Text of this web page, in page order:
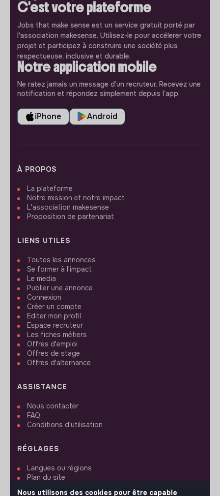
C'est votre plateforme
Jobs that make sense est un service gratuit porté par
l'association makesense. Utilisez-le pour accélerer votre
projet et participez à construire une société plus
respectueuse, inclusive et durable.
Notre application mobile
Ne ratez jamais un message d’un recruteur. Recevez une
notification et répondez simplement depuis l’app.
iPhone Android
À PROPOS
La plateforme
Notre mission et notre impact
L'association makesense
Proposition de partenariat
LIENS UTILES
Toutes les annonces
Se former à l'impact
Le media
Publier une annonce
Connexion
Créer un compte
Editer mon profil
Espace recruteur
Les fiches métiers
Offres d'emploi
Offres de stage
Offres d'alternance
ASSISTANCE
Nous contacter
FAQ
Conditions d'utilisation
RÉGLAGES
Langues ou régions
Plan du site
Nous utilisons des cookies pour être capable